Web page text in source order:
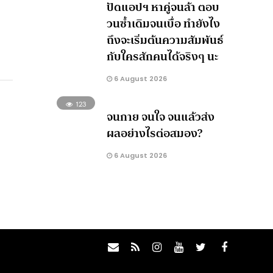
ปัดแอปฯ หาคู่จนล้า ตอบ
วนซ้ำเดิมจนเบื่อ ทำยังไง
ถึงจะเริ่มต้นความสัมพันธ์
กับใครสักคนได้จริงๆ นะ
6 August 2026
123
จนกาย จนใจ จนแล้วส่ง
ผลอย่างไรต่อสมอง?
6 August 2026